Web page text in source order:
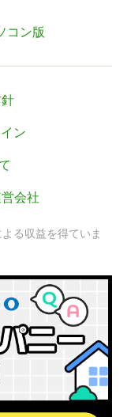
コン版
ン
会社
る収益を得ていま